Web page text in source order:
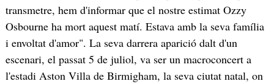
transmetre, hem d'informar que el nostre estimat Ozzy
Osbourne ha mort aquest matí. Estava amb la seva família
i envoltat d'amor". La seva darrera aparició dalt d'un
escenari, el passat 5 de juliol, va ser un macroconcert a
l'estadi Aston Villa de Birmigham, la seva ciutat natal, on